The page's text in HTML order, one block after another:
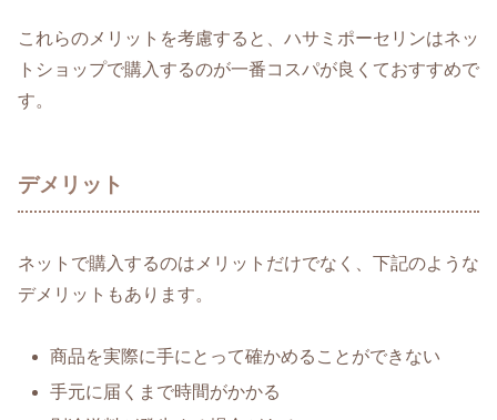
これらのメリットを考慮すると、ハサミポーセリンはネッ
トショップで購入するのが一番コスパが良くておすすめで
す。
デメリット
ネットで購入するのはメリットだけでなく、下記のような
デメリットもあります。
商品を実際に手にとって確かめることができない
手元に届くまで時間がかかる